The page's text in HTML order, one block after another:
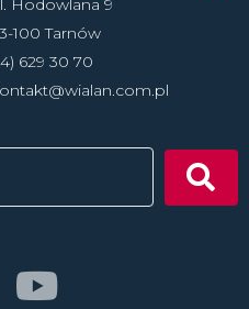
Hodowlan­a 9
100 Tarnów
629 30 70